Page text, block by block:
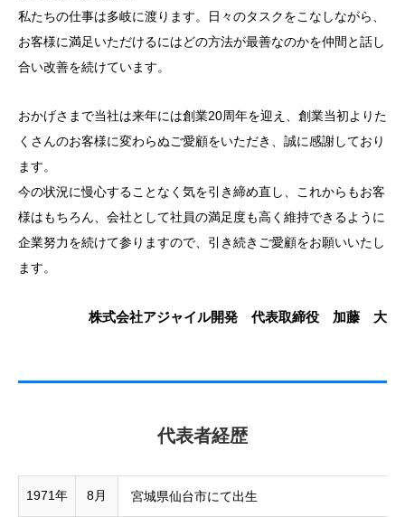
私たちの仕事は多岐に渡ります。日々のタスクをこなしながら、
お客様に満足いただけるにはどの方法が最善なのかを仲間と話し
合い改善を続けています。
おかげさまで当社は来年には創業20周年を迎え、創業当初よりた
くさんのお客様に変わらぬご愛顧をいただき、誠に感謝しており
ます。
今の状況に慢心することなく気を引き締め直し、これからもお客
様はもちろん、会社として社員の満足度も高く維持できるように
企業努力を続けて参りますので、引き続きご愛顧をお願いいたし
ます。
株式会社アジャイル開発 代表取締役 加藤 大
代表者経歴
1971年 8月 宮城県仙台市にて出生